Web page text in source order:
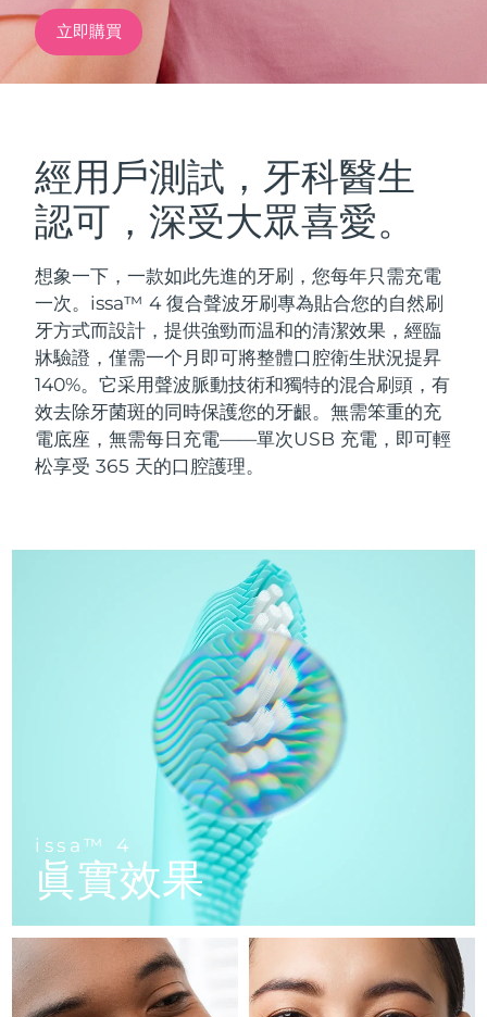
立即購買
經用戶測試，牙科醫生
認可，深受大眾喜愛。
想象一下，一款如此先進的牙刷，您每年只需充電
一次。issa™ 4 復合聲波牙刷專為貼合您的自然刷
牙方式而設計，提供強勁而温和的清潔效果，經臨
牀驗證，僅需一个月即可將整體口腔衛生狀況提昇
140%。它采用聲波脈動技術和獨特的混合刷頭，有
效去除牙菌斑的同時保護您的牙齦。無需笨重的充
電底座，無需每日充電——單次USB 充電，即可輕
松享受 365 天的口腔護理。
issa™ 4
眞實效果
紅光療法
LUNA™ 4 套裝
Anti-aging massage
LUNA™ 4 Plus
Massage, LED heating
LUNA™ 4 mini
For young skin, T-zone
LUNA™ 4 go
For travel or gym bag
LUNA™護膚
Premium cleansers & balm
LUNA™ 設備
All facial cleansing devices
BEAR™ 2 套裝
Microcurrent toning
BEAR™ 2 go
Microcurrent toning on-the-go
面部提拉護理
Premium anti-aging skincare
BEAR™ 設備
All premium facelift devices
補水保濕
UFO™ 3 套裝
Deep facial hydration
Near-infrared and red light therapy
UFO™ 3 mini
Red light therapy device for young skin
UFO™ 3 go
Portable red light therapy
面膜
Rejuvenation & hydration
UFO™ 設備
All deep facial hydration devices
口腔護理
issa™ 4
Hybrid silicone sonic toothbrush
Smart hybrid silicone sonic toothbrush
issa™ 4 smile
Hybrid silicone sonic toothbrush
issa™ 4 baby
For ages 0-3
issa™ Teeth Whitening Set
Dual LED + sonic device & 18% PAP gel
ISSA™ 設備
All silicone sonic toothbrushes
FAQ™ 抗老護理
FAQ™ 101
Clinical anti-aging
FAQ™ 102
Advanced clinical anti-aging
FAQ™ 103
Luxurious clinical anti-aging set
FAQ™ P1 Primer
Manuka honey primer
LED 護理
FAQ™ 201
LED mask
FAQ™ 202
LED mask
FAQ™ 211
Anti-aging neck & décolleté LED mask
FAQ™ 221
Anti-aging LED hand mask
FAQ™ 301
LED hair strengthening scalp massager
FAQ™ Scalp Serum
Scalp recovery probiotic serum
FAQ™護膚品
All FAQ™ skincare
肌膚年輕化
NEW
FAQ™ 501
Full-Spectrum Red Light Therapy
FAQ™ 502
Full-Spectrum Red Light Therapy
FAQ™ Red Light Serum
保健品
加拿大
奧地利 預計送達日期08/08/2026
巴林 預計送達日期09/08/2026
比利時 預計送達日期 08/08/2026
百慕達 預計送達日期14/08/2026
波士尼亞與赫塞哥維納 預計送達日期11/08/2026
汶萊 預計送達日期13/08/2026
保加利亞
預計送達日期
預計送達日期
預計送達日期
預計送達日期
預計送達日期
丹麥
愛沙尼亞 預計送達日期08/08/2026
芬蘭 預計送達日期 08/08/2026